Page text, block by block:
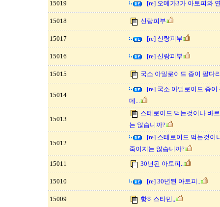
15019 [re] 오메가3가 아토피와
15018 신랑피부
15017 [re] 신랑피부
15016 [re] 신랑피부
15015 국소 아밀로이드 증이 팔다
15014
[re] 국소 아밀로이드 증
데...
15013
스테로이드 먹는것이나 바
는 않습니까?
15012
[re] 스테로이드 먹는것이
죽이지는 않습니까?
15011
30년된 아토피..
15010 [re] 30년된 아토피..
15009 항히스타민,,